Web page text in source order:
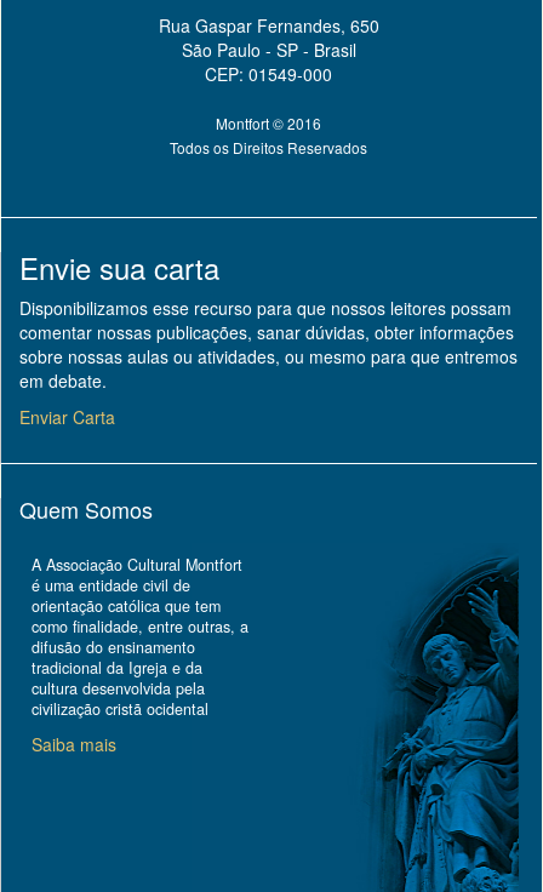
Rua Gaspar Fernandes, 650
São Paulo - SP - Brasil
CEP: 01549-000
Montfort © 2016
Todos os Direitos Reservados
Envie sua carta
Disponibilizamos esse recurso para que nossos leitores possam
comentar nossas publicações, sanar dúvidas, obter informações
sobre nossas aulas ou atividades, ou mesmo para que entremos
em debate.
Enviar Carta
Quem Somos
A Associação Cultural Montfort
é uma entidade civil de
orientação católica que tem
como finalidade, entre outras, a
difusão do ensinamento
tradicional da Igreja e da
cultura desenvolvida pela
civilização cristã ocidental
Saiba mais